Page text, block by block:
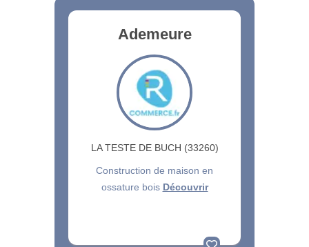
Ademeure
LA TESTE DE BUCH (33260)
Construction de maison en
ossature bois Découvrir